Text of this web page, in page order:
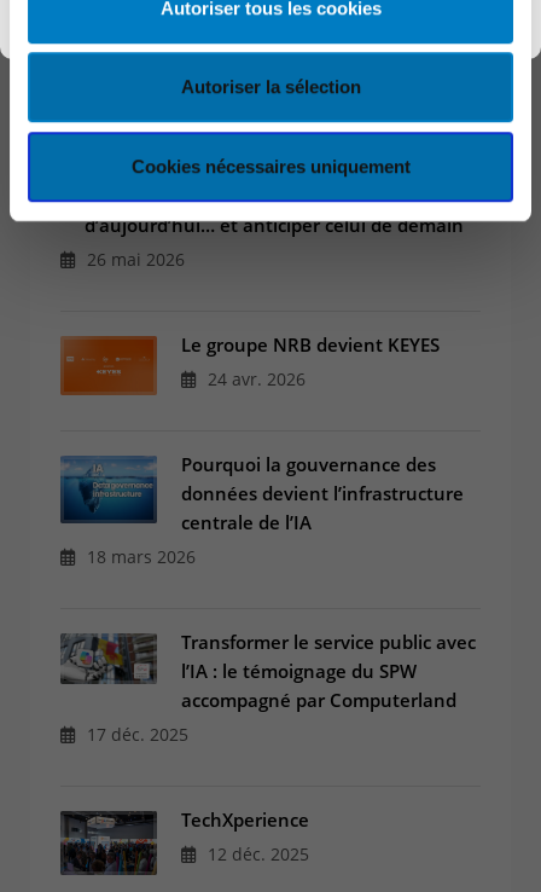
Autoriser tous les cookies
Autoriser la sélection
Cookies nécessaires uniquement
DERNIERS ARTICLES
TechXperience : une journée pour vivre l’IT
d’aujourd’hui… et anticiper celui de demain
26 mai 2026
Le groupe NRB devient KEYES
24 avr. 2026
Pourquoi la gouvernance des
données devient l’infrastructure
centrale de l’IA
18 mars 2026
Transformer le service public avec
l’IA : le témoignage du SPW
accompagné par Computerland
17 déc. 2025
TechXperience
12 déc. 2025